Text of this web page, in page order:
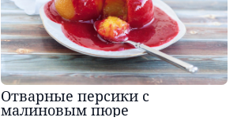
Отварные персики с
малиновым пюре